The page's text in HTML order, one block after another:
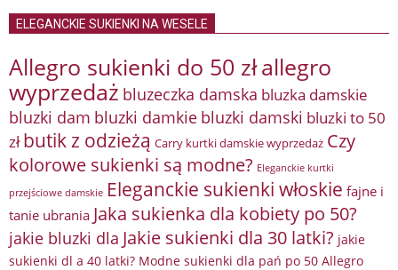
ELEGANCKIE SUKIENKI NA WESELE
Allegro sukienki do 50 złallegro
wyprzedaż bluzeczka damska bluzka damskie
bluzki dam bluzki damkie bluzki damski bluzki to 50
zł butik z odzieżą Carry kurtki damskie wyprzedaż Czy
kolorowe sukienki są modne? Eleganckie kurtki
przejściowe damskie Eleganckie sukienki włoskie fajne i
tanie ubrania Jaka sukienka dla kobiety po 50?
jakie bluzki dla Jakie sukienki dla 30 latki? jakie
sukienki dl a 40 latki? Modne sukienki dla pań po 50 Allegro